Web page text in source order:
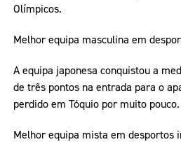
Olímpicos.
Melhor equipa masculina em
A equipa japonesa conquistou a
de três pontos na entrada para o
perdido em Tóquio por muito pouco.
Melhor equipa mista em desportos